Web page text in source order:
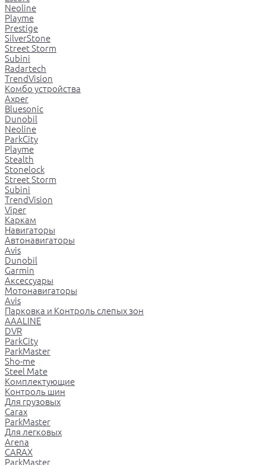
Neoline
Playme
Prestige
SilverStone
Street Storm
Subini
Radartech
TrendVision
Комбо устройства
Axper
Bluesonic
Dunobil
Neoline
ParkCity
Playme
Stealth
Stonelock
Street Storm
Subini
TrendVision
Viper
Каркам
Навигаторы
Автонавигаторы
Avis
Dunobil
Garmin
Аксессуары
Мотонавигаторы
Avis
Парковка и Контроль слепых зон
AAALINE
DVR
ParkCity
ParkMaster
Sho-me
Steel Mate
Комплектующие
Контроль шин
Для грузовых
Carax
ParkMaster
Для легковых
Arena
CARAX
ParkMaster